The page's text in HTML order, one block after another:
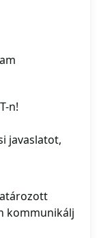
n!
javaslatot,
kommunikálj